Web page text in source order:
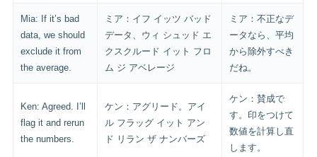
Mia: If it’s bad
data, we should
exclude it from
the average.
ミア：イフ イッツ バッド
データ、ウィ シュッド エ
クスクルード イット フロ
ム ジ アベレージ
ミア：不正なデ
ータなら、平均
から除外すべき
だね。
Ken: Agreed. I’ll
flag it and rerun
the numbers.
ケン：アグリード。アイ
ル フラッグ イット アン
ド リラン ザ ナンバーズ
ケン：賛成で
す。印をつけて
数値を計算し直
します。